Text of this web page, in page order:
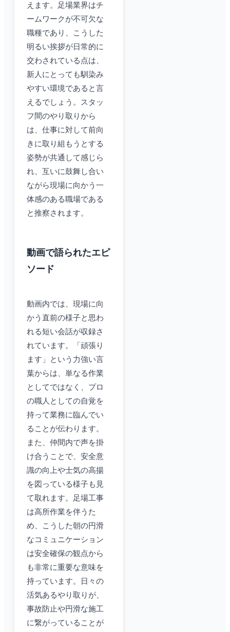
えます。足場業界はチ
ームワークが不可欠な
職種であり、こうした
明るい挨拶が日常的に
交わされている点は、
新人にとっても馴染み
やすい環境であると言
えるでしょう。スタッ
フ間のやり取りから
は、仕事に対して前向
きに取り組もうとする
姿勢が共通して感じら
れ、互いに鼓舞し合い
ながら現場に向かう一
体感のある職場である
と推察されます。
動画で語られたエピ
ソード
動画内では、現場に向
かう直前の様子と思わ
れる短い会話が収録さ
れています。「頑張り
ます」という力強い言
葉からは、単なる作業
としてではなく、プロ
の職人としての自覚を
持って業務に臨んでい
ることが伝わります。
また、仲間内で声を掛
け合うことで、安全意
識の向上や士気の高揚
を図っている様子も見
て取れます。足場工事
は高所作業を伴うた
め、こうした朝の円滑
なコミュニケーション
は安全確保の観点から
も非常に重要な意味を
持っています。日々の
活気あるやり取りが、
事故防止や円滑な施工
に繋がっていることが